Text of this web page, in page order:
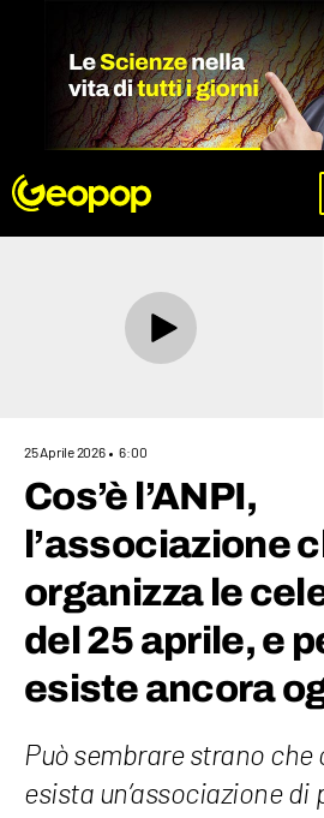
25 Aprile 2026 6:00
Cos’è l’ANPI,
l’associazione
organizza le
del 25 aprile, e
esiste ancora
Può sembrare strano che
esista un’associazione